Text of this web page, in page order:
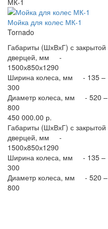
МК-1
Мойка для колес МК-1
Tornado
Габариты (ШхВхГ) с закрытой
дверцей, мм -
1500х850х1290
Ширина колеса, мм - 135 –
300
Диаметр колеса, мм - 520 –
800
450 000.00 р.
Габариты (ШхВхГ) с закрытой
дверцей, мм -
1500х850х1290
Ширина колеса, мм - 135 –
300
Диаметр колеса, мм - 520 –
800